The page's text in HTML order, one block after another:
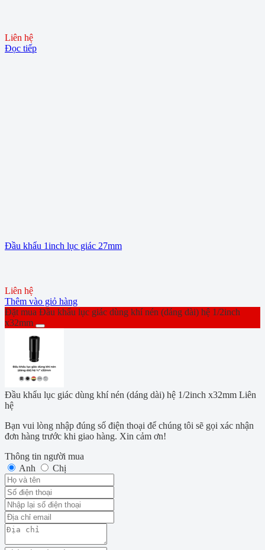
Liên hệ
Đọc tiếp
Đầu khẩu 1inch lục giác 27mm
Liên hệ
Thêm vào giỏ hàng
Đặt mua Đầu khẩu lục giác dùng khí nén (dáng dài) hệ 1/2inch
x32mm
Đầu khẩu lục giác dùng khí nén (dáng dài) hệ 1/2inch x32mm Liên
hệ
Bạn vui lòng nhập đúng số điện thoại để chúng tôi sẽ gọi xác nhận
đơn hàng trước khi giao hàng. Xin cảm ơn!
Thông tin người mua
Anh
Chị